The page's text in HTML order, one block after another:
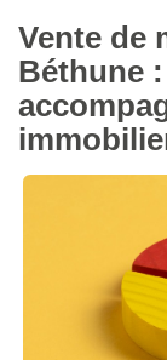
Vente de
Béthune